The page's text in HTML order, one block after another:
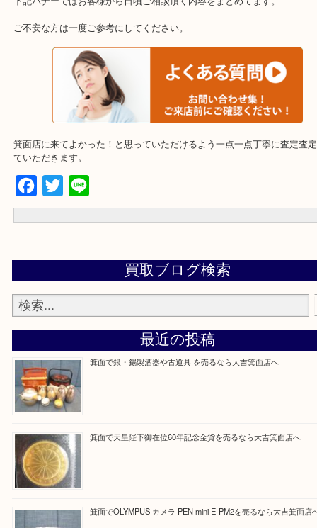
箕面市、池田市、吹田市、豊中市、宝塚市、茨木市、尼崎市、千里
里、南千里
☆当店でよく聞くQ＆A☆
下記バナーではお客様から日頃ご相談頂く内容をまとめてます。
ご不安な方は一度ご参考にしてください。
箕面店に来てよかった！と思っていただけるよう一点一点丁寧に査
ていただきます。
Facebook
Twitter